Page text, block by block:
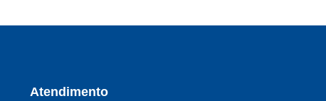
Atendimento